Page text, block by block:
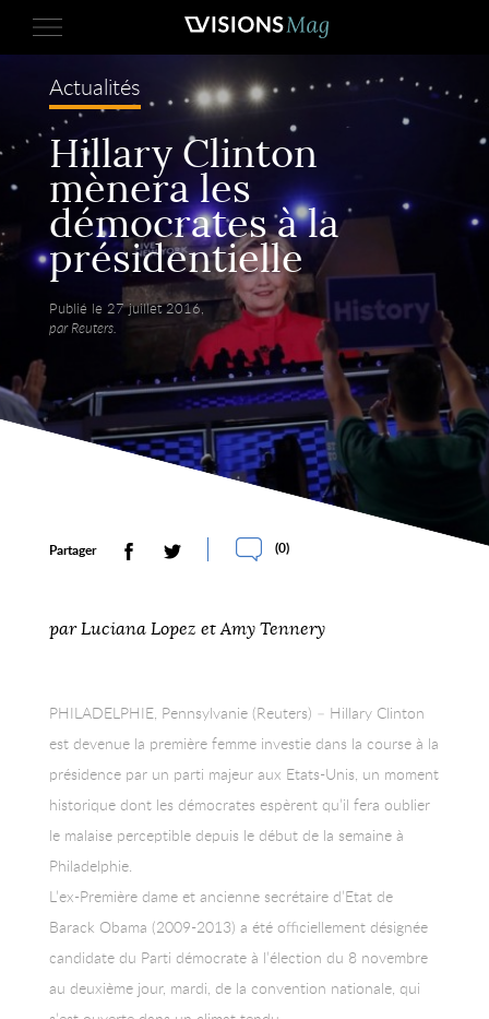
Actualités
Hillary Clinton
mènera les
démocrates à la
présidentielle
Publié le 27 juillet 2016,
par Reuters.
Partager (0)
par Luciana Lopez et Amy Tennery
PHILADELPHIE, Pennsylvanie (Reuters) – Hillary Clinton
est devenue la première femme investie dans la course à la
présidence par un parti majeur aux Etats-Unis, un moment
historique dont les démocrates espèrent qu’il fera oublier
le malaise perceptible depuis le début de la semaine à
Philadelphie.
L’ex-Première dame et ancienne secrétaire d’Etat de
Barack Obama (2009-2013) a été officiellement désignée
candidate du Parti démocrate à l’élection du 8 novembre
au deuxième jour, mardi, de la convention nationale, qui